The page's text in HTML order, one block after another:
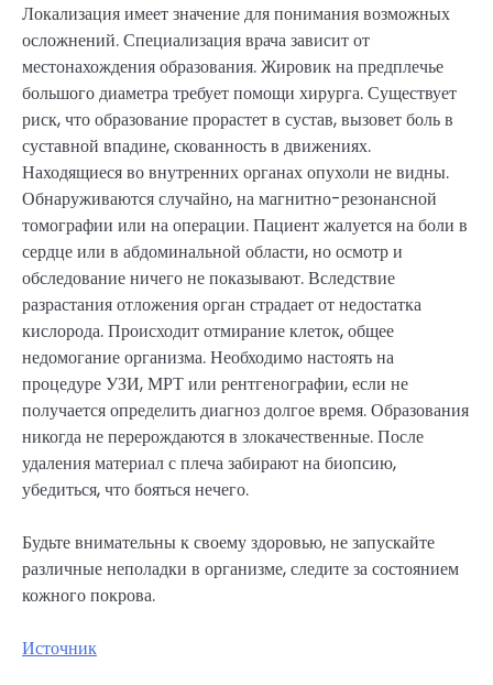
Локализация имеет значение для понимания возможных
осложнений. Специализация врача зависит от
местонахождения образования. Жировик на предплечье
большого диаметра требует помощи хирурга. Существует
риск, что образование прорастет в сустав, вызовет боль в
суставной впадине, скованность в движениях.
Находящиеся во внутренних органах опухоли не видны.
Обнаруживаются случайно, на магнитно-резонансной
томографии или на операции. Пациент жалуется на боли в
сердце или в абдоминальной области, но осмотр и
обследование ничего не показывают. Вследствие
разрастания отложения орган страдает от недостатка
кислорода. Происходит отмирание клеток, общее
недомогание организма. Необходимо настоять на
процедуре УЗИ, МРТ или рентгенографии, если не
получается определить диагноз долгое время. Образования
никогда не перерождаются в злокачественные. После
удаления материал с плеча забирают на биопсию,
убедиться, что бояться нечего.
Будьте внимательны к своему здоровью, не запускайте
различные неполадки в организме, следите за состоянием
кожного покрова.
Источник